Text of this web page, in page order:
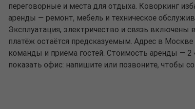
переговорные и места для отдыха. Коворкинг
аренды — ремонт, мебель и техническое
Эксплуатация, электричество и связь включены
платёж остаётся предсказуемым. Адрес в
команды и приёма гостей. Стоимость аренды — 2
показать офис: напишите или позвоните, чтобы